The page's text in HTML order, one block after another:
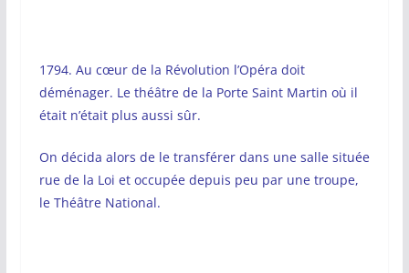
1794. Au cœur de la Révolution l’Opéra doit
déménager. Le théâtre de la Porte Saint Martin où il
était n’était plus aussi sûr.
On décida alors de le transférer dans une salle située
rue de la Loi et occupée depuis peu par une troupe,
le Théâtre National.